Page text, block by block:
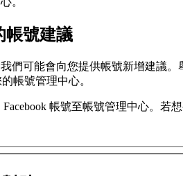
帳號建議
們可能會向您提供帳號新增建議。
帳號管理中心。
帳號至帳號管理中心。若